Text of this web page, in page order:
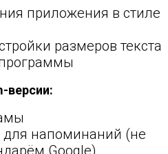
приложения в стиле
размеров текста
версии:
для напоминаний (не
Google)